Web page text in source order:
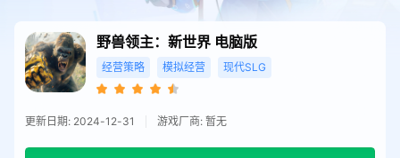
野兽领主：新世界 电脑版
经营策略 模拟经营 现代SLG
更新日期: 2024-12-31 游戏厂商: 暂无